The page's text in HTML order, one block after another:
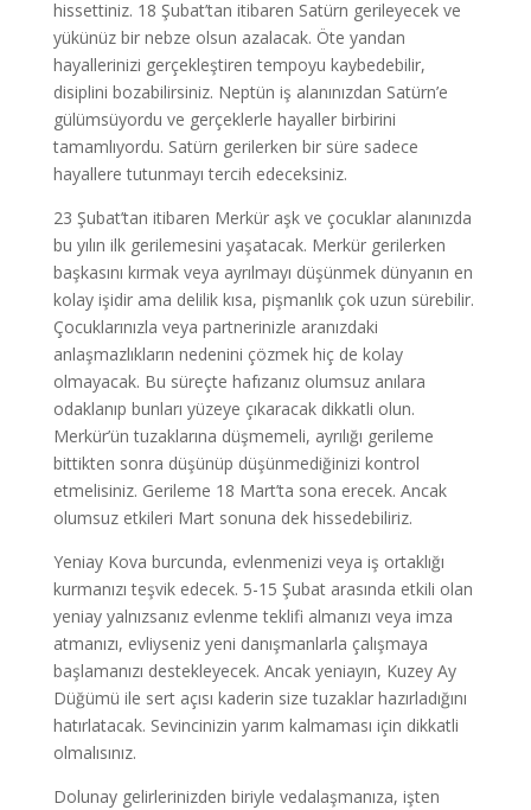
hissettiniz. 18 Şubat’tan itibaren Satürn gerileyecek ve
yükünüz bir nebze olsun azalacak. Öte yandan
hayallerinizi gerçekleştiren tempoyu kaybedebilir,
disiplini bozabilirsiniz. Neptün iş alanınızdan Satürn’e
gülümsüyordu ve gerçeklerle hayaller birbirini
tamamlıyordu. Satürn gerilerken bir süre sadece
hayallere tutunmayı tercih edeceksiniz.
23 Şubat’tan itibaren Merkür aşk ve çocuklar alanınızda
bu yılın ilk gerilemesini yaşatacak. Merkür gerilerken
başkasını kırmak veya ayrılmayı düşünmek dünyanın en
kolay işidir ama delilik kısa, pişmanlık çok uzun sürebilir.
Çocuklarınızla veya partnerinizle aranızdaki
anlaşmazlıkların nedenini çözmek hiç de kolay
olmayacak. Bu süreçte hafızanız olumsuz anılara
odaklanıp bunları yüzeye çıkaracak dikkatli olun.
Merkür’ün tuzaklarına düşmemeli, ayrılığı gerileme
bittikten sonra düşünüp düşünmediğinizi kontrol
etmelisiniz. Gerileme 18 Mart’ta sona erecek. Ancak
olumsuz etkileri Mart sonuna dek hissedebiliriz.
Yeniay Kova burcunda, evlenmenizi veya iş ortaklığı
kurmanızı teşvik edecek. 5-15 Şubat arasında etkili olan
yeniay yalnızsanız evlenme teklifi almanızı veya imza
atmanızı, evliyseniz yeni danışmanlarla çalışmaya
başlamanızı destekleyecek. Ancak yeniayın, Kuzey Ay
Düğümü ile sert açısı kaderin size tuzaklar hazırladığını
hatırlatacak. Sevincinizin yarım kalmaması için dikkatli
olmalısınız.
Dolunay gelirlerinizden biriyle vedalaşmanıza, işten